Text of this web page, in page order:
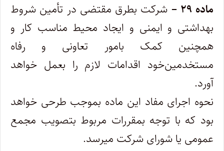
ماده ۲۹ –
شرکت بطرق مقتضی در تأمین شروط
بهداشتی و ایمنی و ایجاد محیط مناسب کار و
همچنین کمک بامور تعاونی و رفاه
مستخدمین‌خود اقدامات لازم را بعمل خواهد
آورد.
‌نحوه اجرای مفاد این ماده بموجب طرحی خواهد
بود که با توجه بمقررات مربوط بتصویب مجمع
عمومی یا شورای شرکت میرسد.